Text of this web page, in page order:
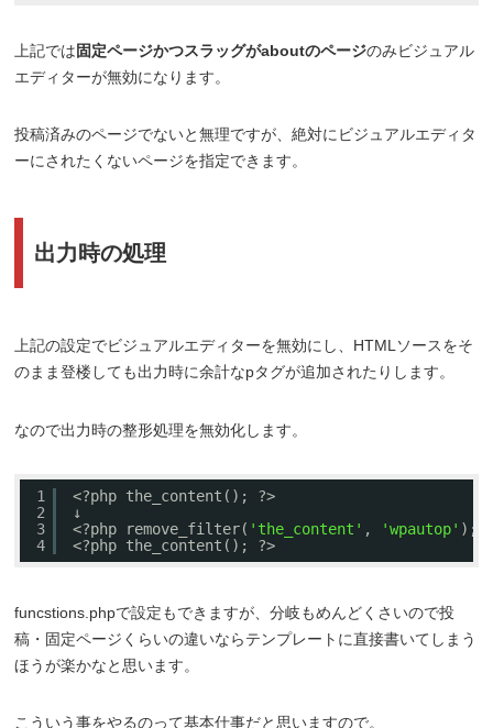
上記では固定ページかつスラッグがaboutのページのみビジュアル
エディターが無効になります。
投稿済みのページでないと無理ですが、絶対にビジュアルエディタ
ーにされたくないページを指定できます。
出力時の処理
上記の設定でビジュアルエディターを無効にし、HTMLソースをそ
のまま登楼しても出力時に余計なpタグが追加されたりします。
なので出力時の整形処理を無効化します。
1
2
3
4
<?php the_content(); ?>
↓
<?php remove_filter( 'the_content' , 'wpautop' );
<?php the_content(); ?>
funcstions.phpで設定もできますが、分岐もめんどくさいので投
稿・固定ページくらいの違いならテンプレートに直接書いてしまう
ほうが楽かなと思います。
こういう事をやるのって基本仕事だと思いますので。